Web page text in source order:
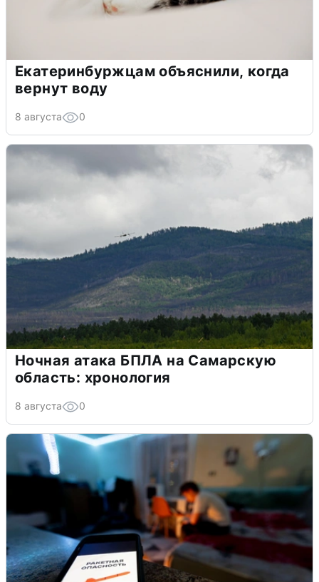
Екатеринбуржцам объяснили, когда
вернут воду
8 августа 0
Ночная атака БПЛА на Самарскую
область: хронология
8 августа 0